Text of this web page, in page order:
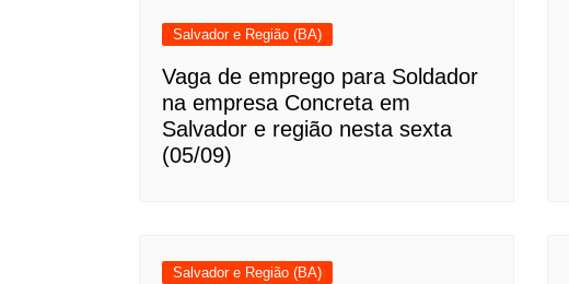
Salvador e Região (BA)
Vaga de emprego para Soldador
na empresa Concreta em
Salvador e região nesta sexta
(05/09)
Salvador e Região (BA)